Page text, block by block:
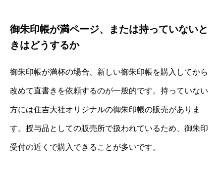
御朱印帳が満ページ、または持っていないと
きはどうするか
御朱印帳が満杯の場合、新しい御朱印帳を購入してから
改めて直書きを依頼するのが一般的です。持っていない
方には住吉大社オリジナルの御朱印帳の販売がありま
す。授与品としての販売所で扱われているため、御朱印
受付の近くで購入できることが多いです。